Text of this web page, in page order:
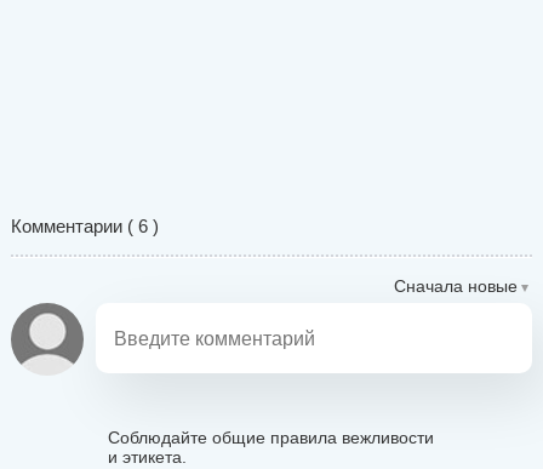
Комментарии (6 )
Сначала новые
Соблюдайте общие правила вежливости
и этикета.